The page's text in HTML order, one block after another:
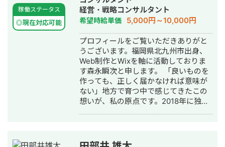
稼働ステータス
◎現在対応可能
ィア制作・構築・運用代行
経営・戦略コンサルタント
希望時給単価 5,000円～10,000円
プロフィールをご覧いただきありがと
うございます。福岡県北九州市出身、
Web制作とWixを軸に活動しておりま
す森永瞬次と申します。 「良いものを
作っても、正しく届かなければ意味が
ない」地方で育つ中で感じてきたこの
想いが、私の原点です。2018年に独立
続けてきました。 これまでに400サイ